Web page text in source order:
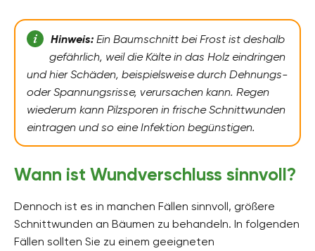
Hinweis:Ein Baumschnitt bei Frost ist deshalb
gefährlich, weil die Kälte in das Holz eindringen
und hier Schäden, beispielsweise durch Dehnungs-
oder Spannungsrisse, verursachen kann. Regen
wiederum kann Pilzsporen in frische Schnittwunden
eintragen und so eine Infektion begünstigen.
Wann ist Wundverschluss sinnvoll?
Dennoch ist es in manchen Fällen sinnvoll, größere
Schnittwunden an Bäumen zu behandeln. In folgenden
Fällen sollten Sie zu einem geeigneten